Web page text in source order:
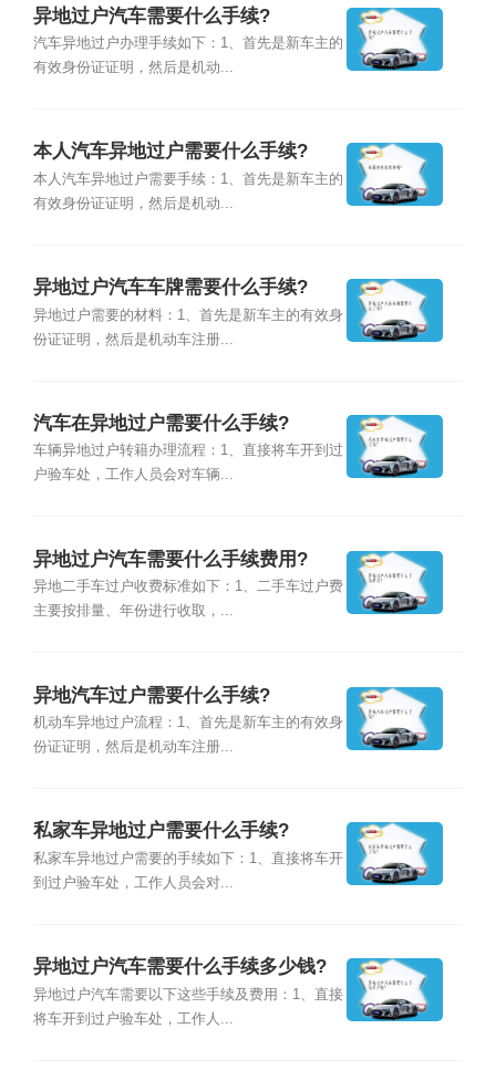
异地过户汽车需要什么手续?
汽车异地过户办理手续如下：1、首先是新车主的
有效身份证证明，然后是机动...
本人汽车异地过户需要什么手续?
本人汽车异地过户需要手续：1、首先是新车主的
有效身份证证明，然后是机动...
异地过户汽车车牌需要什么手续?
异地过户需要的材料：1、首先是新车主的有效身
份证证明，然后是机动车注册...
汽车在异地过户需要什么手续?
车辆异地过户转籍办理流程：1、直接将车开到过
户验车处，工作人员会对车辆...
异地过户汽车需要什么手续费用?
异地二手车过户收费标准如下：1、二手车过户费
主要按排量、年份进行收取，...
异地汽车过户需要什么手续?
机动车异地过户流程：1、首先是新车主的有效身
份证证明，然后是机动车注册...
私家车异地过户需要什么手续?
私家车异地过户需要的手续如下：1、直接将车开
到过户验车处，工作人员会对...
异地过户汽车需要什么手续多少钱?
异地过户汽车需要以下这些手续及费用：1、直接
将车开到过户验车处，工作人...